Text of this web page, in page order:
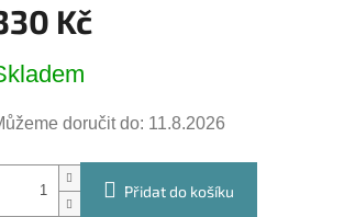
Kč
doručit do: 11.8.2026
Přidat do košíku